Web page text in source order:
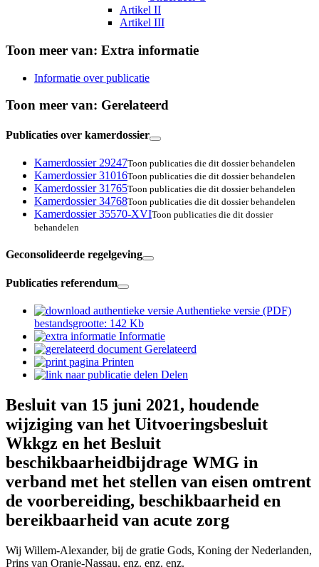
Artikel II
Artikel III
Toon meer van: Extra informatie
Informatie over publicatie
Toon meer van: Gerelateerd
Publicaties over kamerdossier
Kamerdossier 29247Toon publicaties die dit dossier behandelen
Kamerdossier 31016Toon publicaties die dit dossier behandelen
Kamerdossier 31765Toon publicaties die dit dossier behandelen
Kamerdossier 34768Toon publicaties die dit dossier behandelen
Kamerdossier 35570-XVIToon publicaties die dit dossier
behandelen
Geconsolideerde regelgeving
Publicaties referendum
Authentieke versie (PDF)
bestandsgrootte: 142 Kb
Informatie
Gerelateerd
Printen
Delen
Besluit van 15 juni 2021, houdende
wijziging van het Uitvoeringsbesluit
Wkkgz en het Besluit
beschikbaarheidbijdrage WMG in
verband met het stellen van eisen omtrent
de voorbereiding, beschikbaarheid en
bereikbaarheid van acute zorg
Wij Willem-Alexander, bij de gratie Gods, Koning der Nederlanden,
Prins van Oranje-Nassau, enz. enz. enz.